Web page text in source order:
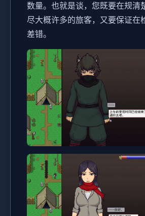
数量。也就是谈，您既要在规清
尽大概许多的旅客，又要保证在
差错。